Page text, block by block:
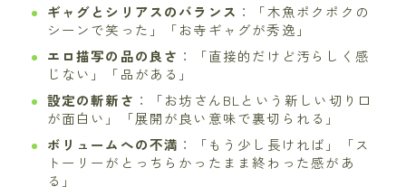
ギャグとシリアスのバランス ：「木魚ポクポクの
シーンで笑った」「お寺ギャグが秀逸」
エロ描写の品の良さ ：「直接的だけど汚らしく感
じない」「品がある」
設定の斬新さ ：「お坊さんBLという新しい切り口
が面白い」「展開が良い意味で裏切られる」
ボリュームへの不満 ：「もう少し長ければ」「ス
トーリーがとっちらかったまま終わった感があ
る」